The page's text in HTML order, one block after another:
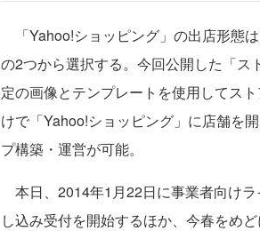
「Yahoo!ショッピング」の出店形態
の2つから選択する。今回公開した「
定の画像とテンプレートを使用してス
けで「Yahoo!ショッピング」に店舗を
プ構築・運営が可能。
本日、2014年1月22日に事業者向け
し込み受付を開始するほか、今春をめ